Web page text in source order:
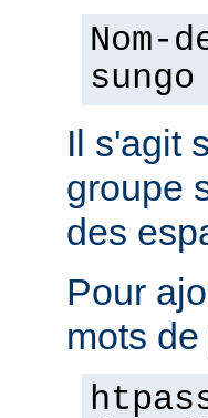
Nom-
Il s'agit
groupe
des
Pour
mots